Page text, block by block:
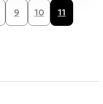
9 10 11